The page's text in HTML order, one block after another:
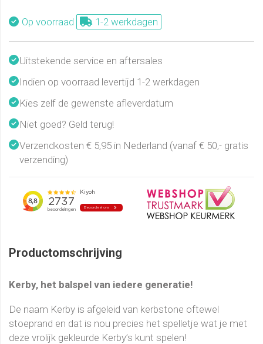
Op voorraad 1-2 werkdagen
Uitstekende service en aftersales
Indien op voorraad levertijd 1-2 werkdagen
Kies zelf de gewenste afleverdatum
Niet goed? Geld terug!
Verzendkosten € 5,95 in Nederland (vanaf € 50,- gratis
verzending)
Productomschrijving
Kerby, het balspel van iedere generatie!
De naam Kerby is afgeleid van kerbstone oftewel
stoeprand en dat is nou precies het spelletje wat je met
deze vrolijk gekleurde Kerby’s kunt spelen!